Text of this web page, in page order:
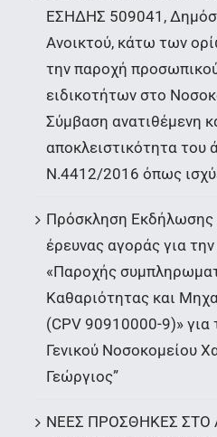
ΕΣΗΔΗΣ 509041,
Ανοικτού, κάτω των
την παροχή
ειδικοτήτων στο
Σύμβαση ανατιθέμενη
αποκλειστικότητα του
Ν.4412/2016 όπως
Πρόσκληση Εκδήλωσης
έρευνας αγοράς για
«Παροχής
Καθαριότητας και
(CPV 90910000-9)» για
Γενικού Νοσοκομείου
Γεώργιος”
ΝΕΕΣ ΠΡΟΣΘΗΚΕΣ ΣΤΟ